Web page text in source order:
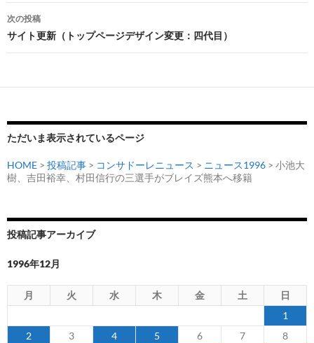
ナ
ビ
ー
ョ
ン
次の投稿
サイト更新（トップページデザイン変更：四代目）
ただいま表示されているページ
HOME > 投稿記事 > コンサドーレニュース > ニュース1996 > 小池大
樹、吉田裕幸、村田信行の三選手がブレイズ熊本へ移籍
投稿記事アーカイブ
1996年12月
月 火 水 木 金 土
日
1
2
3 4 5 6 7
8